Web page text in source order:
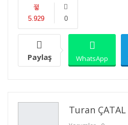
0
5.929
Paylaş WhatsApp
Turan ÇATAL